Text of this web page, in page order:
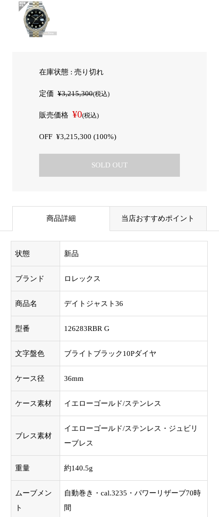
在庫状態 : 売り切れ
定価¥3,215,300(税込)
販売価格 ¥0(税込)
OFF ¥3,215,300 (100%)
SOLD OUT
商品詳細 当店おすすめポイント
状態 新品
ブランド ロレックス
商品名 デイトジャスト36
型番 126283RBR G
文字盤色 ブライトブラック10Pダイヤ
ケース径 36mm
ケース素材 イエローゴールド/ステンレス
ブレス素材
イエローゴールド/ステンレス・ジュビリ
ーブレス
重量 約140.5g
ムーブメン
ト
自動巻き・cal.3235・パワーリザーブ70時
間